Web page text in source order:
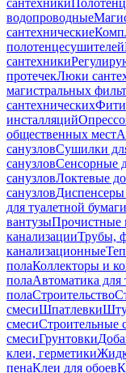
сантехники
водопроводные
сантехнические
полотенцесушителей
сантехники
протечекЛюки
магистральных
сантехнических
инсталляций
общественных мест
санузловСушилки
санузловСенсорные
санузловЛоктевые
санузлов
для туалетной бумаги
вантузы
канализацииТрубы,
канализационные
полаКоллекторы и
полаАвтоматика для
полаСтроительство
смесиШпатлевки
смесиСтроительные
смесиГрунтовки
клеи, герметики
пенаКлеи для обоев